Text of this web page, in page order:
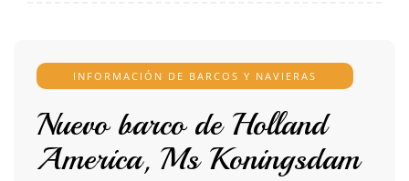
INFORMACIÓN DE BARCOS Y NAVIERAS
Nuevo barco de Holland
America, Ms Koningsdam